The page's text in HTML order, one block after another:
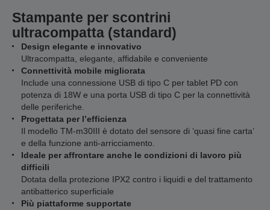
Stampante per scontrini
ultracompatta (standard)
Design elegante e innovativo
Ultracompatta, elegante, affidabile e conveniente
Connettività mobile migliorata
Include una connessione USB di tipo C per tablet PD con
potenza di 18W e una porta USB di tipo C per la connettività
delle periferiche.
Progettata per l’efficienza
Il modello TM-m30III è dotato del sensore di ‘quasi fine carta’
e della funzione anti-arricciamento.
Ideale per affrontare anche le condizioni di lavoro più
difficili
Dotata della protezione IPX2 contro i liquidi e del trattamento
antibatterico superficiale
Più piattaforme supportate